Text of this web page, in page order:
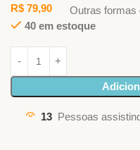
R$ 79,90
Outras formas
40 em estoque
13 Pessoas